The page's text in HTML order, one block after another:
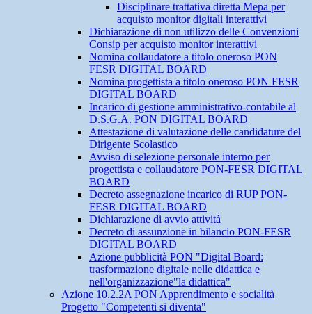
Disciplinare trattativa diretta Mepa per
acquisto monitor digitali interattivi
Dichiarazione di non utilizzo delle Convenzioni
Consip per acquisto monitor interattivi
Nomina collaudatore a titolo oneroso PON
FESR DIGITAL BOARD
Nomina progettista a titolo oneroso PON FESR
DIGITAL BOARD
Incarico di gestione amministrativo-contabile al
D.S.G.A. PON DIGITAL BOARD
Attestazione di valutazione delle candidature del
Dirigente Scolastico
Avviso di selezione personale interno per
progettista e collaudatore PON-FESR DIGITAL
BOARD
Decreto assegnazione incarico di RUP PON-
FESR DIGITAL BOARD
Dichiarazione di avvio attività
Decreto di assunzione in bilancio PON-FESR
DIGITAL BOARD
Azione pubblicità PON "Digital Board:
trasformazione digitale nelle didattica e
nell'organizzazione"la didattica"
Azione 10.2.2A PON Apprendimento e socialità
Progetto "Competenti si diventa"